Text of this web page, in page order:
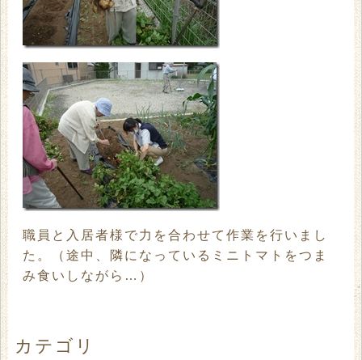
職員と入居者様で力を合わせて作業を行いまし
た。（途中、隣になっているミニトマトをつま
み食いしながら…）
明日の食卓が楽しみです。
カテゴリ